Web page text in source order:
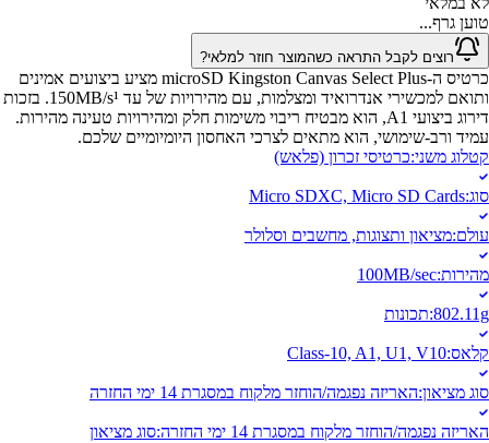
טוען גרף...
רוצים לקבל התראה כשהמוצר חוזר למלאי?
כרטיס ה-microSD Kingston Canvas Select Plus מציע ביצועים אמינים
ותואם למכשירי אנדרואיד ומצלמות, עם מהירויות של עד 150MB/s¹. בזכות
דירוג ביצועי A1, הוא מבטיח ריבוי משימות חלק ומהירויות טעינה מהירות.
עמיד ורב-שימושי, הוא מתאים לצרכי האחסון היומיומיים שלכם.
קטלוג משני:כרטיסי זכרון (פלאש)
סוג:
Micro SDXC, Micro SD Cards
עולם:מציאון ותצוגות, מחשבים וסלולר
מהירות:
100MB/sec‏
802.11g
:תכונות
קלאס:
Class-10, A1, U1, V10
סוג מציאון:האריזה נפגמה/הוחזר מלקוח במסגרת 14 ימי החזרה
האריזה נפגמה/הוחזר מלקוח במסגרת 14 ימי החזרה :סוג מציאון